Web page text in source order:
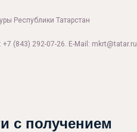
Республики Татарстан
(843) 292-07-26. E-Mail: mkrt@tatar.ru
с получением